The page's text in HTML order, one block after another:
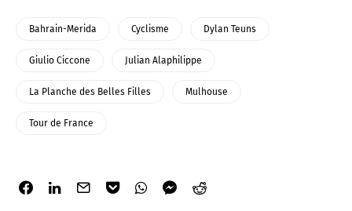
Bahrain-Merida Cyclisme Dylan Teuns
Giulio Ciccone Julian Alaphilippe
La Planche des Belles Filles Mulhouse
Tour de France